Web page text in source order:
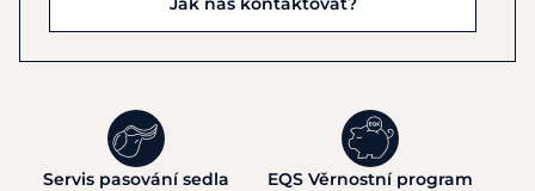
Servis pasování sedla EQS Věrnostní program